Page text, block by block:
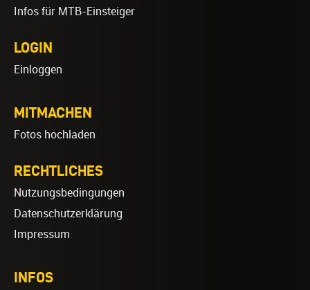
Infos für MTB-Einsteiger
LOGIN
Einloggen
MITMACHEN
Fotos hochladen
RECHTLICHES
Nutzungsbedingungen
Datenschutzerklärung
Impressum
INFOS